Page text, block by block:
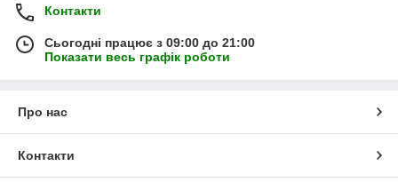
Контакти
Сьогодні працює з 09:00 до 21:00
Показати весь графік роботи
Про нас
Контакти